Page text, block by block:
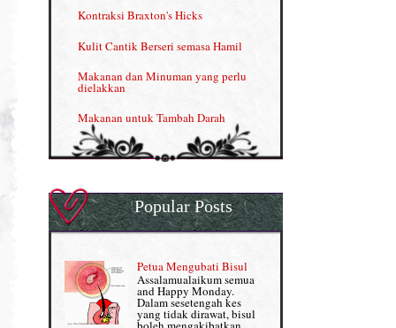
Nutrisi untuk Ikhtiar Hamil
OMEGA GUARD
Omega Guard: EPA & DHA for kids
OSTEMATRIX
Pantang Larang dalam Pengambilan
Vitamin
Penjagaan Rambut: Prosante Hair Care
Persediaan Haji & Umrah
Review Part 1: Shaklee bagus ke?
Kontraksi Braxton's Hicks
Kulit Cantik Berseri semasa Hamil
Makanan dan Minuman yang perlu
dielakkan
Makanan untuk Tambah Darah
Masalah HB rendah?
Normal VS Czer
Pemakanan Semasa Hamil
Penyusuan Bayi
Perkembangan Minda Bayi
Popular Posts
Petua Mengubati Bisul
Assalamualaikum semua
and Happy Monday.
Dalam sesetengah kes
yang tidak dirawat, bisul